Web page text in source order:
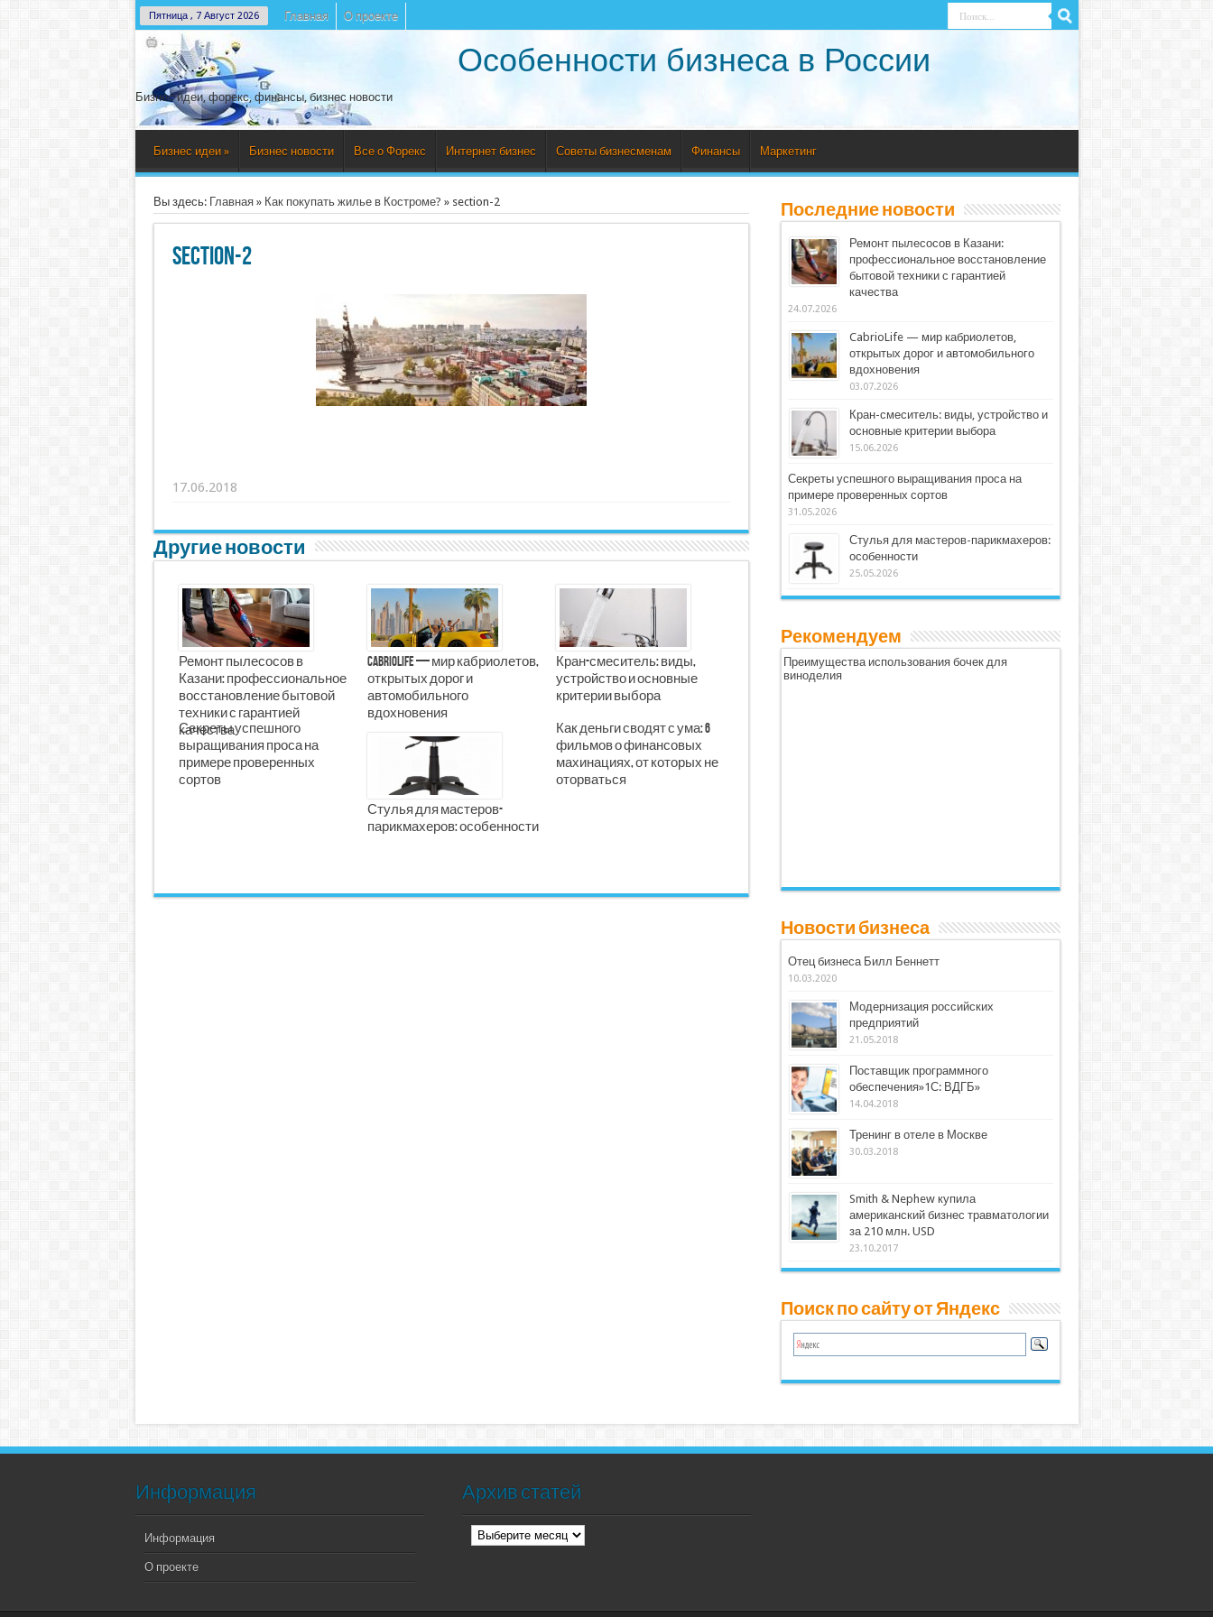
Пятница , 7 Август 2026 Главная О проекте
Особенности бизнеса в России
Бизнес идеи, форекс, финансы, бизнес новости
Бизнес идеи » Бизнес новости Все о Форекс Интернет бизнес Советы бизнесменам Финансы Маркетинг
Вы здесь: Главная» Как покупать жилье в Костроме? » section-2
section-2
17.06.2018
Другие новости
Ремонт пылесосов в
Казани: профессиональное
восстановление бытовой
техники с гарантией
качества
CabrioLife — мир кабриолетов,
открытых дорог и
автомобильного
вдохновения
Кран-смеситель: виды,
устройство и основные
критерии выбора
Секреты успешного
выращивания проса на
примере проверенных
сортов
Стулья для мастеров-
парикмахеров: особенности
Как деньги сводят с ума: 6
фильмов о финансовых
махинациях, от которых не
оторваться
Последние новости
Ремонт пылесосов в Казани:
профессиональное восстановление
бытовой техники с гарантией
качества
24.07.2026
CabrioLife — мир кабриолетов,
открытых дорог и автомобильного
вдохновения
03.07.2026
Кран-смеситель: виды, устройство и
основные критерии выбора
15.06.2026
Секреты успешного выращивания проса на
примере проверенных сортов
31.05.2026
Стулья для мастеров-парикмахеров:
особенности
25.05.2026
Рекомендуем
Преимущества использования бочек для
виноделия
Новости бизнеса
Отец бизнеса Билл Беннетт
10.03.2020
Модернизация российских
предприятий
21.05.2018
Поставщик программного
обеспечения»1С: ВДГБ»
14.04.2018
Тренинг в отеле в Москве
30.03.2018
Smith & Nephew купила
американский бизнес травматологии
за 210 млн. USD
23.10.2017
Поиск по сайту от Яндекс
Информация
Информация
О проекте
Архив статей
Архив
статей